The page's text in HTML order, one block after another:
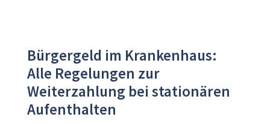
Bürgergeld im Krankenhaus:
Alle Regelungen zur
Weiterzahlung bei stationären
Aufenthalten